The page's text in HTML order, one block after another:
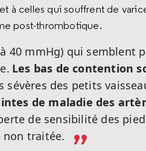
à celles qui souffrent de
post-thrombotique.
40 mmHg) qui semblent
Les bas de contention
des petits
de maladie des
de sensibilité des
non traitée.